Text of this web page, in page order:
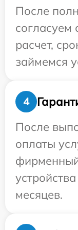
После
согласуем
расчет,
займемся
4
После
оплаты
месяцев.